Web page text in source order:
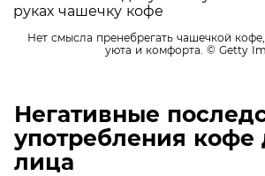
Нет смысла пренебрегать чашечкой
уюта и комфорта. © Getty
Негативные
употребления
лица